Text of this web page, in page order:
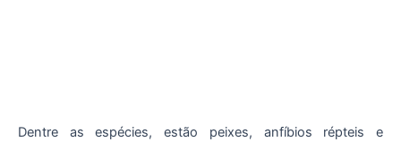
Dentre as espécies, estão peixes, anfíbios répteis e